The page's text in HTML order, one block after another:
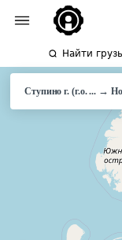
Найти
Ступино г. (г.о. ... →